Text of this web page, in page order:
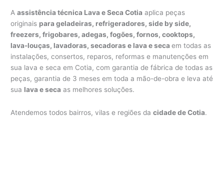
Aassistência técnica Lava e Seca Cotia aplica peças
originais para geladeiras, refrigeradores, side by side,
freezers, frigobares, adegas, fogões, fornos, cooktops,
lava-louças, lavadoras, secadoras e lava e secaem todas as
instalações, consertos, reparos, reformas e manutenções em
sua lava e seca em Cotia, com garantia de fábrica de todas as
peças, garantia de 3 meses em toda a mão-de-obra e leva até
sua lava e seca as melhores soluções.
Atendemos todos bairros, vilas e regiões dacidade de Cotia.